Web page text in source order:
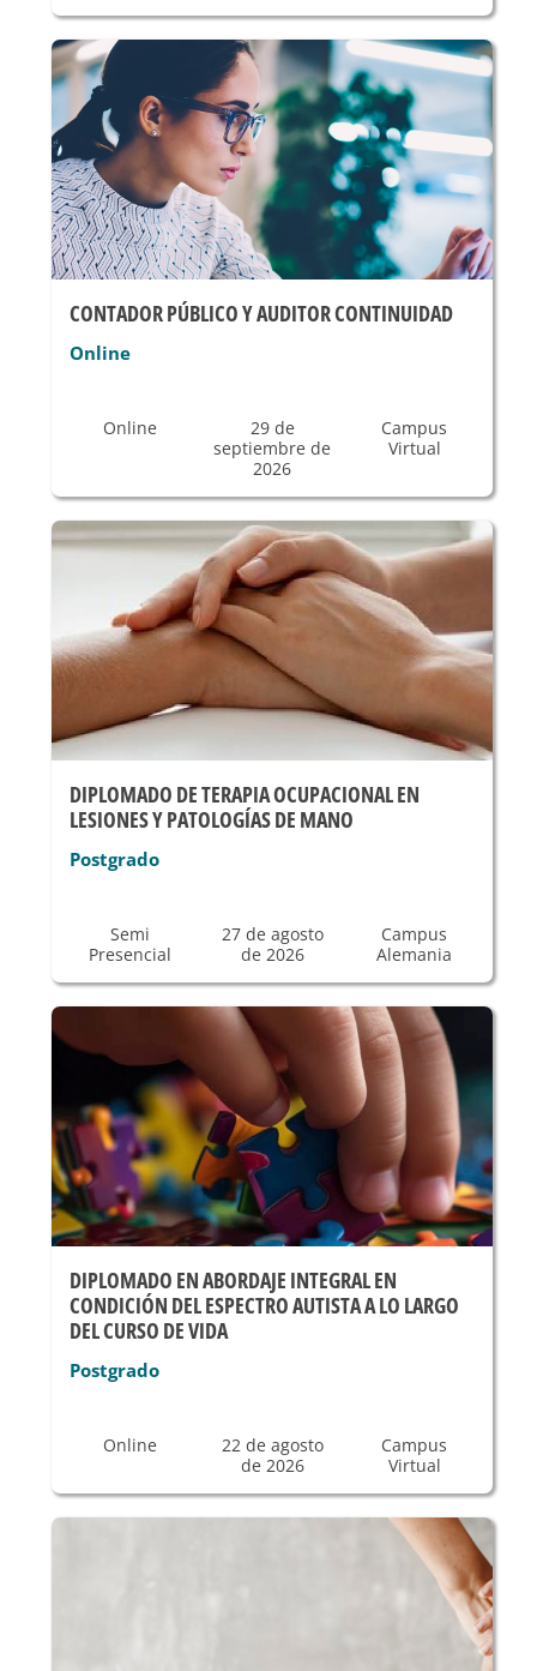
CONTADOR PÚBLICO Y AUDITOR CONTINUIDAD
Online
Online
29 de
septiembre de
2026
Campus
Virtual
DIPLOMADO DE TERAPIA OCUPACIONAL EN
LESIONES Y PATOLOGÍAS DE MANO
Postgrado
Semi
Presencial
27 de agosto
de 2026
Campus
Alemania
DIPLOMADO EN ABORDAJE INTEGRAL EN
CONDICIÓN DEL ESPECTRO AUTISTA A LO LARGO
DEL CURSO DE VIDA
Postgrado
Online
22 de agosto
de 2026
Campus
Virtual